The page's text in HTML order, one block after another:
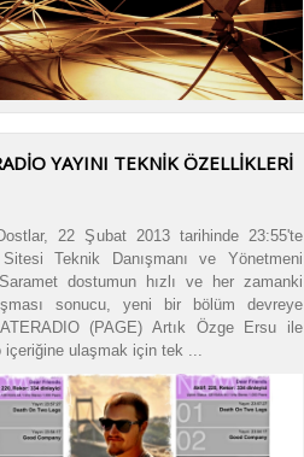
YAYINI TEKNIK ÖZELLIKLERI
22 Şubat 2013 tarihinde 23:55'te
Teknik Danışmanı ve Yönetmeni
dostumun hızlı ve her zamanki
sonucu, yeni bir bölüm devreye
(PAGE) Artık Özge Ersu ile
içeriğine ulaşmak için tek ...